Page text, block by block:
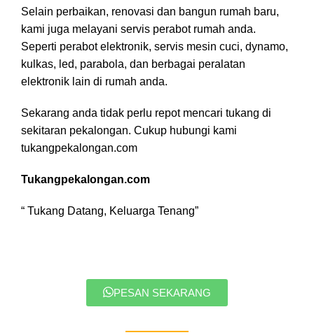
Selain perbaikan, renovasi dan bangun rumah baru,
kami juga melayani servis perabot rumah anda.
Seperti perabot elektronik, servis mesin cuci, dynamo,
kulkas, led, parabola, dan berbagai peralatan
elektronik lain di rumah anda.
Sekarang anda tidak perlu repot mencari tukang di
sekitaran pekalongan. Cukup hubungi kami
tukangpekalongan.com
Tukangpekalongan.com
“ Tukang Datang, Keluarga Tenang”
PESAN SEKARANG